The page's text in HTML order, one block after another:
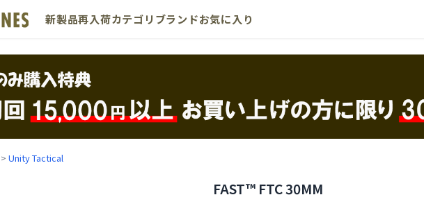
新製品再入荷カテゴリ ブランドお気に入り
> Unity Tactical
FAST™ FTC 30MM